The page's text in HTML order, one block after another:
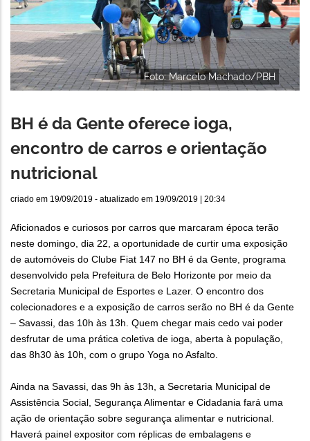
Foto: Marcelo Machado/PBH
BH é da Gente oferece ioga,
encontro de carros e orientação
nutricional
criado em 19/09/2019 - atualizado em 19/09/2019 | 20:34
Aficionados e curiosos por carros que marcaram época terão
neste domingo, dia 22, a oportunidade de curtir uma exposição
de automóveis do Clube Fiat 147 no BH é da Gente, programa
desenvolvido pela Prefeitura de Belo Horizonte por meio da
Secretaria Municipal de Esportes e Lazer. O encontro dos
colecionadores e a exposição de carros serão no BH é da Gente
– Savassi, das 10h às 13h. Quem chegar mais cedo vai poder
desfrutar de uma prática coletiva de ioga, aberta à população,
das 8h30 às 10h, com o grupo Yoga no Asfalto.
Ainda na Savassi, das 9h às 13h, a Secretaria Municipal de
Assistência Social, Segurança Alimentar e Cidadania fará uma
ação de orientação sobre segurança alimentar e nutricional.
Haverá painel expositor com réplicas de embalagens e